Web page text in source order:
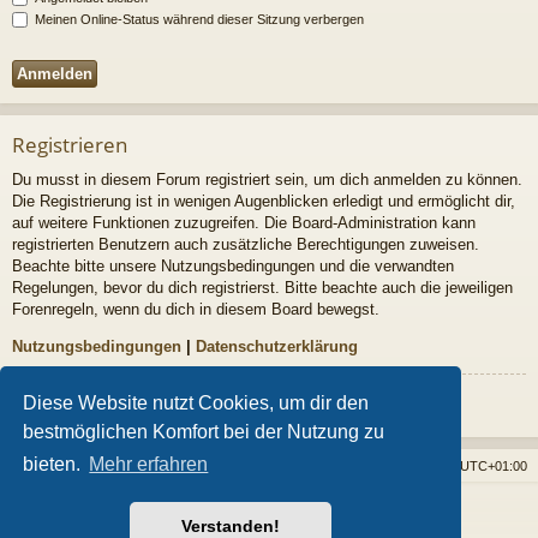
Diese Website nutzt Cookies, um dir den
bestmöglichen Komfort bei der Nutzung zu
bieten. Mehr erfahren
Verstanden!
Meinen Online-Status während dieser Sitzung verbergen
Registrieren
Du musst in diesem Forum registriert sein, um dich anmelden zu können.
Die Registrierung ist in wenigen Augenblicken erledigt und ermöglicht dir,
auf weitere Funktionen zuzugreifen. Die Board-Administration kann
registrierten Benutzern auch zusätzliche Berechtigungen zuweisen.
Beachte bitte unsere Nutzungsbedingungen und die verwandten
Regelungen, bevor du dich registrierst. Bitte beachte auch die jeweiligen
Forenregeln, wenn du dich in diesem Board bewegst.
Nutzungsbedingungen | Datenschutzerklärung
Registrieren
Foren-Übersicht UTC+01:00
Powered byphpBB® Forum Software © phpBB Limited
Style vonArty- phpBB 3.3 von MrGaby